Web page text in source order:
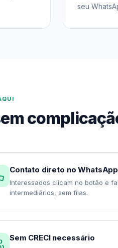
seu
Contato direto no WhatsApp
Interessados clicam no botão e
intermediários, sem filas.
Sem CRECI necessário